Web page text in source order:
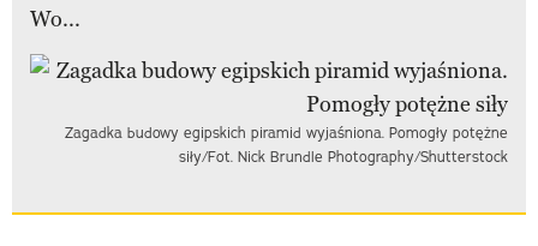
Wo...
Zagadka budowy egipskich piramid wyjaśniona. Pomogły potężne
siły/Fot. Nick Brundle Photography/Shutterstock